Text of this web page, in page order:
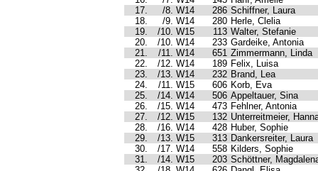
17.
/8. W14 286 Schiffner, Laura
18.
/9. W14 280 Herle, Clelia
19.
/10. W15 113 Walter, Stefanie
20.
/10. W14 233 Gardeike, Antonia
21.
/11. W14 651 Zimmermann, Linda
22.
/12. W14 189 Felix, Luisa
23.
/13. W14 232 Brand, Lea
24.
/11. W15 606 Korb, Eva
25.
/14. W14 506 Appeltauer, Sina
26.
/15. W14 473 Fehlner, Antonia
27.
/12. W15 132 Unterreitmeier,
28.
/16. W14 428 Huber, Sophie
29.
/13. W15 313 Dankersreiter, Laura
30.
/17. W14 558 Kilders, Sophie
31.
/14. W15 203 Schöttner,